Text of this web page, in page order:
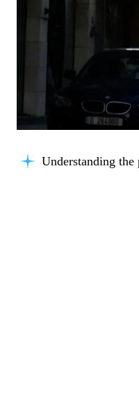
Understanding the